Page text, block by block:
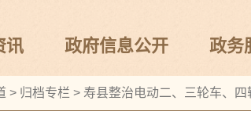
讯 政府信息公开 政务
> 归档专栏 > 寿县整治电动二、三轮车、四